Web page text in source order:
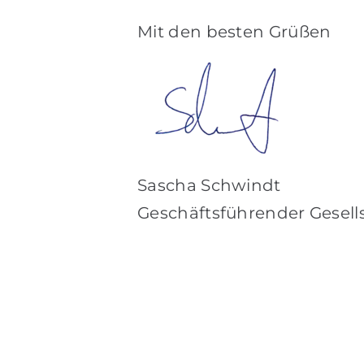
Mit den besten Grüßen
Sascha Schwindt
Geschäftsführender